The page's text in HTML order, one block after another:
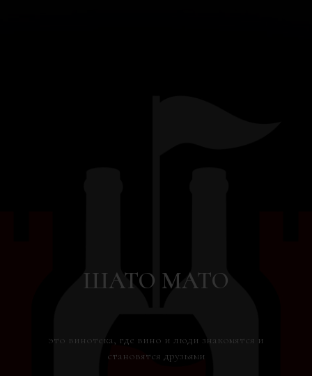
ШАТО МАТО
это винотека, где вино и люди знакомятся и
становятся друзьями